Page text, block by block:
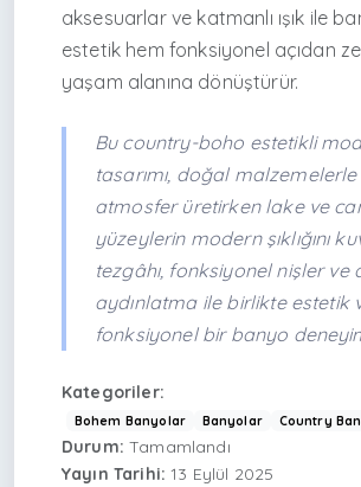
aksesuarlar ve katmanlı ışık ile
estetik hem fonksiyonel açıdan
yaşam alanına dönüştürür.
Bu country-boho estetikli
tasarımı, doğal malzemelerle
atmosfer üretirken lake ve
yüzeylerin modern şıklığını
tezgâhı, fonksiyonel nişler ve
aydınlatma ile birlikte estetik
fonksiyonel bir banyo
Kategoriler:
Bohem Banyolar Banyolar Country
Durum: Tamamlandı
Yayın Tarihi: 13 Eylül 2025